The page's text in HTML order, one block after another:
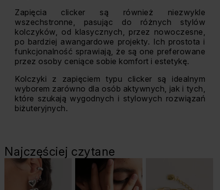
Zapięcia clicker są również niezwykle
wszechstronne, pasując do różnych stylów
kolczyków, od klasycznych, przez nowoczesne,
po bardziej awangardowe projekty. Ich prostota i
funkcjonalność sprawiają, że są one preferowane
przez osoby ceniące sobie komfort i estetykę.
Kolczyki z zapięciem typu clicker są idealnym
wyborem zarówno dla osób aktywnych, jak i tych,
które szukają wygodnych i stylowych rozwiązań
biżuteryjnych.
Najczęściej czytane